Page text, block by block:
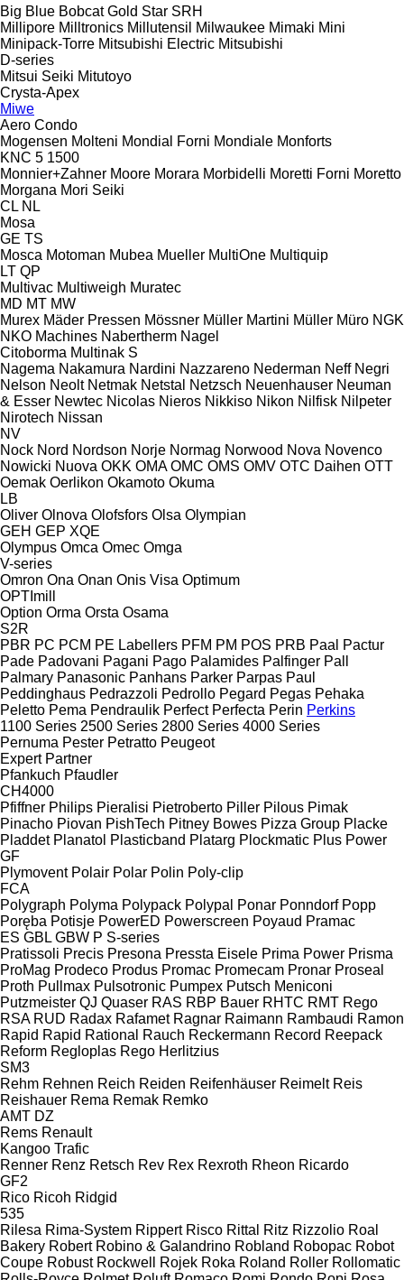
Big Blue Bobcat Gold Star SRH
Millipore Milltronics Millutensil Milwaukee Mimaki Mini
Minipack-Torre Mitsubishi Electric Mitsubishi
D-series
Mitsui Seiki Mitutoyo
Crysta-Apex
Miwe
Aero Condo
Mogensen Molteni Mondial Forni Mondiale Monforts
KNC 5 1500
Monnier+Zahner Moore Morara Morbidelli Moretti Forni Moretto
Morgana Mori Seiki
CL NL
Mosa
GE TS
Mosca Motoman Mubea Mueller MultiOne Multiquip
LT QP
Multivac Multiweigh Muratec
MD MT MW
Murex Mäder Pressen Mössner Müller Martini Müller Müro NGK
NKO Machines Nabertherm Nagel
Citoborma Multinak S
Nagema Nakamura Nardini Nazzareno Nederman Neff Negri
Nelson Neolt Netmak Netstal Netzsch Neuenhauser Neuman
& Esser Newtec Nicolas Nieros Nikkiso Nikon Nilfisk Nilpeter
Nirotech Nissan
NV
Nock Nord Nordson Norje Normag Norwood Nova Novenco
Nowicki Nuova OKK OMA OMC OMS OMV OTC Daihen OTT
Oemak Oerlikon Okamoto Okuma
LB
Oliver Olnova Olofsfors Olsa Olympian
GEH GEP XQE
Olympus Omca Omec Omga
V-series
Omron Ona Onan Onis Visa Optimum
OPTImill
Option Orma Orsta Osama
S2R
PBR PC PCM PE Labellers PFM PM POS PRB Paal
Pactur
Pade Padovani Pagani Pago Palamides Palfinger Pall
Palmary Panasonic Panhans Parker Parpas Paul
Peddinghaus Pedrazzoli Pedrollo Pegard Pegas Pehaka
Peletto Pema Pendraulik Perfect Perfecta Perin Perkins
1100 Series 2500 Series 2800 Series 4000 Series
Pernuma Pester Petratto Peugeot
Expert Partner
Pfankuch Pfaudler
CH4000
Pfiffner Philips Pieralisi Pietroberto Piller Pilous Pimak
Pinacho Piovan PishTech Pitney Bowes Pizza Group Placke
Pladdet Planatol Plasticband Platarg Plockmatic Plus Power
GF
Plymovent Polair Polar Polin Poly-clip
FCA
Polygraph Polyma Polypack Polypal Ponar Ponndorf Popp
Poręba Potisje PowerED Powerscreen Poyaud Pramac
ES GBL GBW P S-series
Pratissoli Precis Presona Pressta Eisele Prima Power Prisma
ProMag Prodeco Produs Promac Promecam Pronar Proseal
Proth Pullmax Pulsotronic Pumpex Putsch Meniconi
Putzmeister QJ Quaser RAS RBP Bauer RHTC RMT Rego
RSA RUD Radax Rafamet Ragnar Raimann Rambaudi Ramon
Rapid Rapid Rational Rauch Reckermann Record Reepack
Reform Regloplas Rego Herlitzius
SM3
Rehm Rehnen Reich Reiden Reifenhäuser Reimelt Reis
Reishauer Rema Remak Remko
AMT DZ
Rems Renault
Kangoo Trafic
Renner Renz Retsch Rev Rex Rexroth Rheon Ricardo
GF2
Rico Ricoh Ridgid
535
Rilesa Rima-System Rippert Risco Rittal Ritz Rizzolio Roal
Bakery Robert Robino & Galandrino Robland Robopac Robot
Coupe Robust Rockwell Rojek Roka Roland Roller Rollomatic